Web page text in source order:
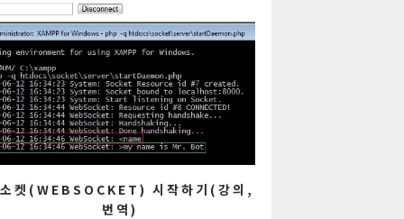
켓(WEBSOCKET) 시작하기(강의,
번역)